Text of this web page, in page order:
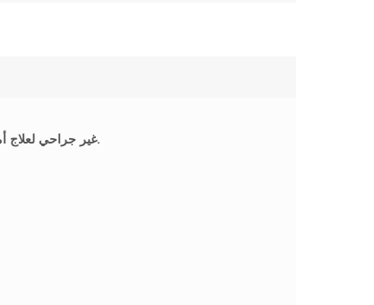
المنتج: جهاز ECP غير جراحي لعلاج أمراض القلب والأوعية الدموية، معتمد من إدارة الغذاء والدواء الأمريكية.